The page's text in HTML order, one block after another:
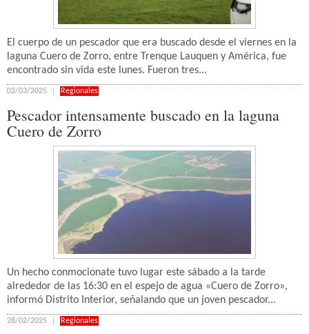
El cuerpo de un pescador que era buscado desde el viernes en la
laguna Cuero de Zorro, entre Trenque Lauquen y América, fue
encontrado sin vida este lunes. Fueron tres...
02/03/2025 Regionales
Pescador intensamente buscado en la laguna
Cuero de Zorro
Un hecho conmocionate tuvo lugar este sábado a la tarde
alrededor de las 16:30 en el espejo de agua «Cuero de Zorro»,
informó Distrito Interior, señalando que un joven pescador...
28/02/2025 Regionales